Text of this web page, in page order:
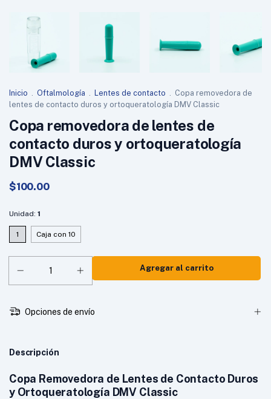
Inicio Oftalmología Lentes de contacto
Copa removedora de
lentes de contacto duros y ortoqueratología DMV Classic
Copa removedora de lentes de
contacto duros y ortoqueratología
DMV Classic
$100.00
Unidad: 1
1 Caja con 10
Opciones de envío
Descripción
Copa Removedora de Lentes de Contacto Duros
y Ortoqueratología DMV Classic